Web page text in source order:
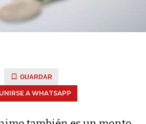
GUARDAR
UNIRSE A WHATSAPP